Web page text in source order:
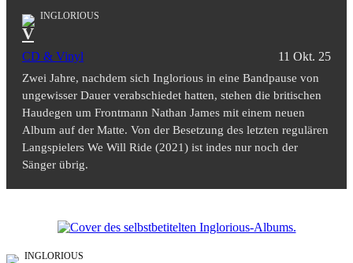
INGLORIOUS
V
CD & Vinyl 11 Okt. 25
Zwei Jahre, nachdem sich Inglorious in eine Bandpause von
ungewisser Dauer verabschiedet hatten, stehen die britischen
Haudegen um Frontmann Nathan James mit einem neuen
Album auf der Matte. Von der Besetzung des letzten regulären
Langspielers We Will Ride (2021) ist indes nur noch der
Sänger übrig.
INGLORIOUS